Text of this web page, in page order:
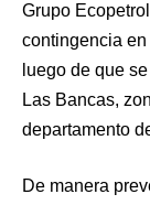
Grupo
contingencia
luego de que
Las Bancas,
departamento
De manera